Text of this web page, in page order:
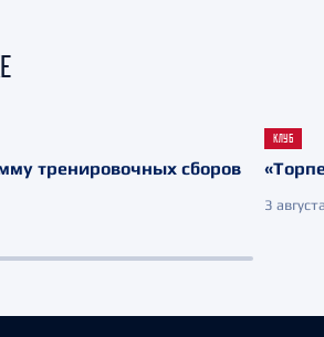
тренировочных сборов
КЛУБ
3